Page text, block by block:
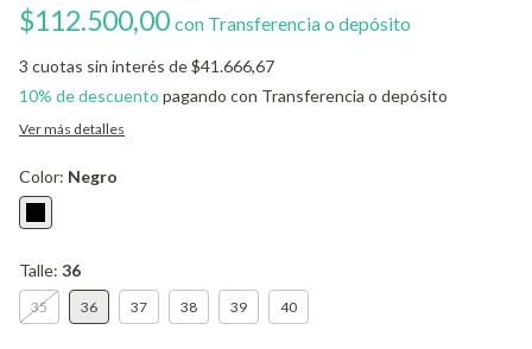
$112.500,00 con Transferencia o depósito
3 cuotas sin interés de$41.666,67
10% de descuento pagando con Transferencia o depósito
Ver más detalles
Color: Negro
Talle: 36
35 36 37 38 39 40